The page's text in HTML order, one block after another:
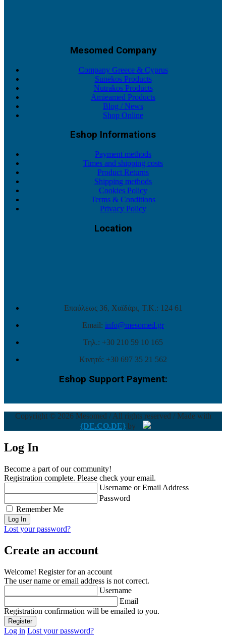
Mesomed Company
Company Greece & Cyprus
Sunekos Products
Nutrakos Products
Amieamed Products
Blog / News
Shop Online
Eshop Informations
Payment methods
Times and shipping costs
Product Returns
Shipping methods
Cookies Policy
Terms & Conditions
Privacy Policy
Location
Επαύλεως 36, Χαϊδάρι, Τ.Κ.: 124 61
Email: info@mesomed.gr
Τηλ.: +30 210 59 10 165
Κινητό: +30 697 35 21 562
Eshop Support Payment:
Copyright © 2026 Mesomed / All rights reserved / Made with
{DE.CO.DE} by
Log In
Become a part of our community!
Registration complete. Please check your email.
Username or Email Address
Password
Remember Me
Lost your password?
Create an account
Welcome! Register for an account
The user name or email address is not correct.
Username
Email
Registration confirmation will be emailed to you.
Log in Lost your password?